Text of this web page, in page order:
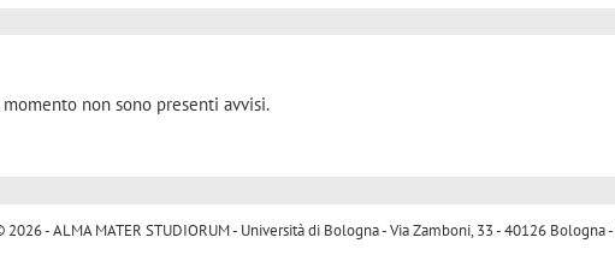
non sono presenti avvisi.
2026 - ALMA MATER STUDIORUM - Università di Bologna - Via Zamboni, 33 - 40126 Bologna